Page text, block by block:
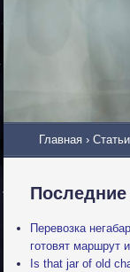
Главная › Статьи
Последние
Перевозка
готовят маршрут
Is that jar of old